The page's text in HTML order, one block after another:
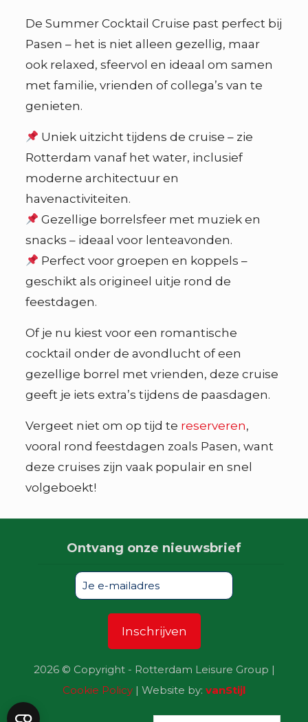
De Summer Cocktail Cruise past perfect bij
Pasen – het is niet alleen gezellig, maar
ook relaxed, sfeervol en ideaal om samen
met familie, vrienden of collega’s van te
genieten.
Uniek uitzicht tijdens de cruise – zie
Rotterdam vanaf het water, inclusief
moderne architectuur en
havenactiviteiten.
Gezellige borrelsfeer met muziek en
snacks – ideaal voor lenteavonden.
Perfect voor groepen en koppels –
geschikt als origineel uitje rond de
feestdagen.
Of je nu kiest voor een romantische
cocktail onder de avondlucht of een
gezellige borrel met vrienden, deze cruise
geeft je iets extra’s tijdens de paasdagen.
Vergeet niet om op tijd te reserveren,
vooral rond feestdagen zoals Pasen, want
deze cruises zijn vaak populair en snel
volgeboekt!
Ontvang onze nieuwsbrief
2026 © Copyright - Rotterdam Leisure Group |
Cookie Policy | Website by: vanStijl